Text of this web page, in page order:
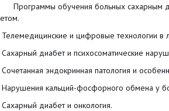
обучения больных сахарным
и цифровые технологии в
диабет и психосоматические
эндокринная патология и
кальций-фосфорного обмена у
диабет и онкология.